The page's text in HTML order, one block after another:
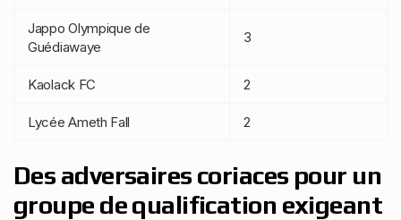
Jappo Olympique de
Guédiawaye
3
Kaolack FC 2
Lycée Ameth Fall 2
Des adversaires coriaces pour un
groupe de qualification exigeant